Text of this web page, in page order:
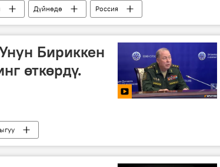
Дүйнөдө
Россия
келишим атайын операция
Бириккен
өткөрдү.